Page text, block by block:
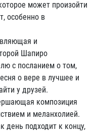
может произойти
особенно в
и
Шапиро
с посланием о том,
о вере в лучшее и
у друзей.
композиция
и меланхолией.
день подходит к концу,